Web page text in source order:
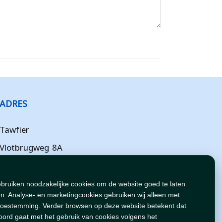
noodzakelijke cookies om de website goed te laten
Analyse- en marketingcookies gebruiken wij alleen met
Verder browsen op deze website betekent dat
gaat met het gebruik van cookies volgens het
ADRES
Tawfier
Vlotbrugweg 8A
Flevoland
NL